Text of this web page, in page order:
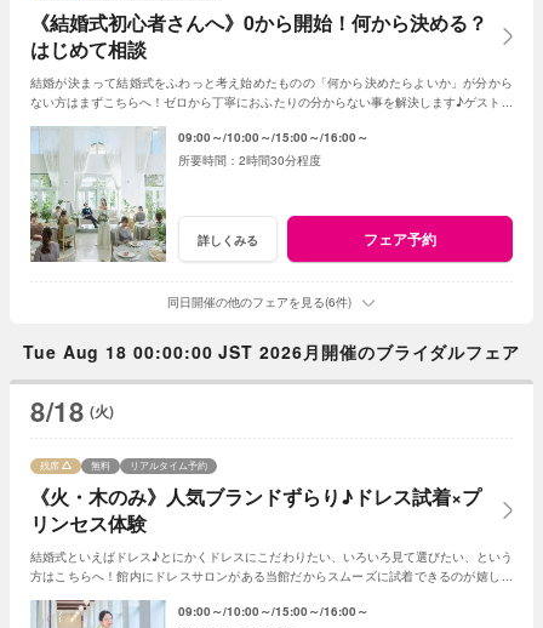
《結婚式初心者さんへ》0から開始！何から決める？
はじめて相談
結婚が決まって結婚式をふわっと考え始めたものの「何から決めたらよいか」が分から
ない方はまずこちらへ！ゼロから丁寧におふたりの分からない事を解決します♪ゲスト人
09:00～ 10:00～ 15:00～ 16:00～
2時間30分程度
詳しくみる フェア予約
同日開催の他のフェアを見る(6件)
Tue Aug 18 00:00:00 JST 2026月開催のブライダルフェア
8/18 (火)
《火・木のみ》人気ブランドずらり♪ドレス試着×プ
リンセス体験
残席 無料 リアルタイム予約
結婚式といえばドレス♪とにかくドレスにこだわりたい、いろいろ見て選びたい、という
方はこちらへ！館内にドレスサロンがある当館だからスムーズに試着できるのが嬉しい
09:00～ 10:00～ 15:00～ 16:00～